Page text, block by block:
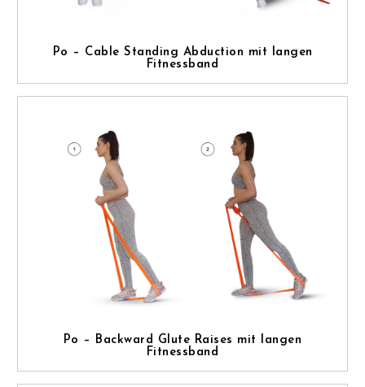
Po – Cable Standing Abduction mit langen
Fitnessband
Po – Backward Glute Raises mit langen
Fitnessband